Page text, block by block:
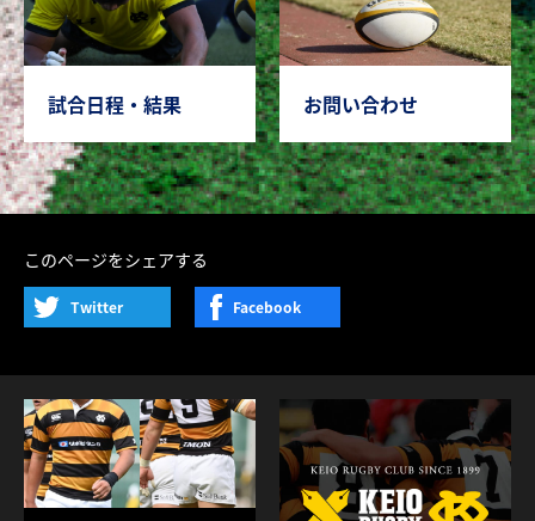
試合日程・結果 お問い合わせ
このページをシェアする
Twitter Facebook